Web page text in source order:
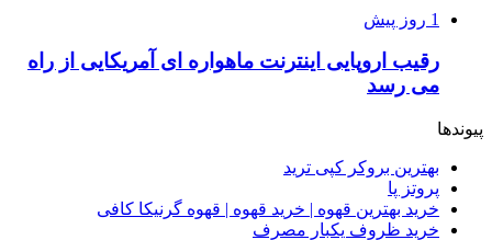
1 روز پیش
رقیب اروپایی اینترنت ماهواره ای آمریکایی از راه
می رسد
پیوندها
بهترین بروکر کپی ترید
پروتز پا
خرید بهترین قهوه | خرید قهوه | قهوه گرنیکا کافی
خرید ظروف یکبار مصرف